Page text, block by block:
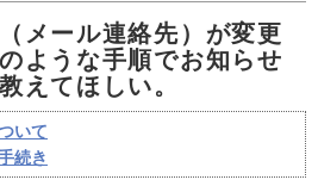
メール連絡先）が変更
ような手順でお知らせ
えてほしい。
いて
続き